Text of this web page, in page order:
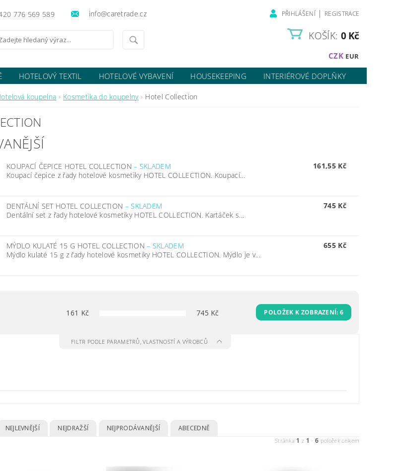
776 569 589 info@caretrade.cz PŘIHLÁŠENÍ | REGISTRACE
CZK EUR
KOŠÍK: 0 Kč
HOTELOVÝ TEXTIL HOTELOVÉ VYBAVENÍ HOUSEKEEPING
INTERIÉROVÉ DOPLŇKY
koupelna Kosmetika do koupelny Hotel Collection
KOUPACÍ ČEPICE HOTEL COLLECTION– SKLADEM
Koupací čepice z řady hotelové kosmetiky HOTEL COLLECTION. Koupací...
161,55 Kč
DENTÁLNÍ SET HOTEL COLLECTION –SKLADEM
Dentální set z řady hotelové kosmetiky HOTEL COLLECTION. Kartáček s...
745 Kč
MÝDLO KULATÉ 15 G HOTEL COLLECTION– SKLADEM
Mýdlo kulaté 15 g z řady hotelové kosmetiky HOTEL COLLECTION. Mýdlo je v...
655 Kč
161 Kč 745 Kč POLOŽEK K ZOBRAZENÍ:6
FILTR PODLE PARAMETRŮ, VLASTNOSTÍ A VÝROBCŮ
NEJLEVNĚJŠÍ NEJDRAŽŠÍ NEJPRODÁVANĚJŠÍ ABECEDNĚ
Stránka 1 z 1 -6 položek celkem